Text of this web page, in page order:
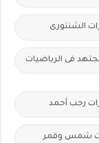
الشنتورى
فى الرياضيات
رجب أحمد
شمس وقمر